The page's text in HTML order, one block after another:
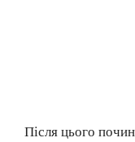
Після цього